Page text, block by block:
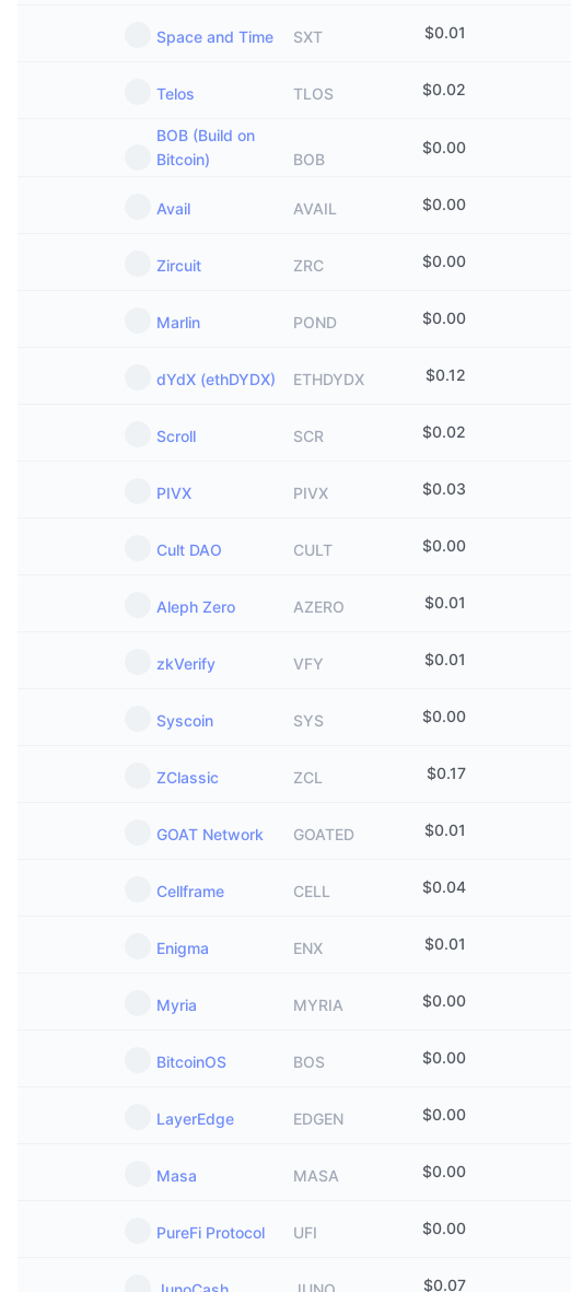
Space and Time SXT $0.01
Telos TLOS $0.02
BOB (Build on
Bitcoin)
BOB
$0.00
Avail AVAIL $0.00
Zircuit ZRC $0.00
Marlin POND $0.00
dYdX (ethDYDX) ETHDYDX $0.12
Scroll SCR $0.02
PIVX PIVX $0.03
Cult DAO CULT $0.00
Aleph Zero AZERO $0.01
zkVerify VFY $0.01
Syscoin SYS $0.00
ZClassic ZCL $0.17
GOAT Network GOATED $0.01
Cellframe CELL $0.04
Enigma ENX $0.01
Myria MYRIA $0.00
BitcoinOS BOS $0.00
LayerEdge EDGEN $0.00
Masa MASA $0.00
PureFi Protocol UFI $0.00
$0.07